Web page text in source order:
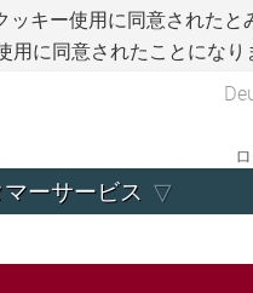
キー使用に同意されたと
に同意されたことになり
ーサービス